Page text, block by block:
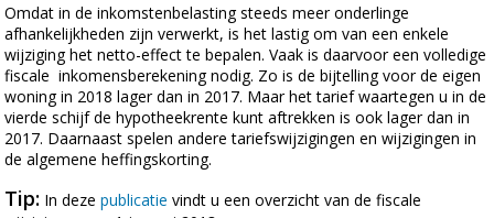
Omdat in de inkomstenbelasting steeds meer onderlinge
afhankelijkheden zijn verwerkt, is het lastig om van een enkele
wijziging het netto-effect te bepalen. Vaak is daarvoor een volledige
fiscale inkomensberekening nodig. Zo is de bijtelling voor de eigen
woning in 2018 lager dan in 2017. Maar het tarief waartegen u in de
vierde schijf de hypotheekrente kunt aftrekken is ook lager dan in
2017. Daarnaast spelen andere tariefswijzigingen en wijzigingen in
de algemene heffingskorting.
Tip: In dezepublicatie vindt u een overzicht van de fiscale